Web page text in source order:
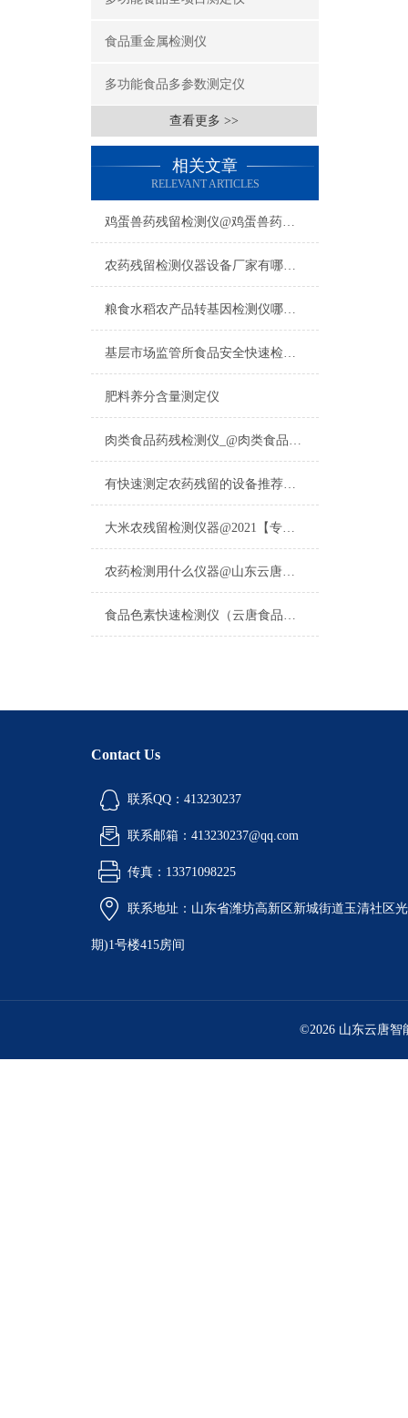
食品重金属检测仪
多功能食品多参数测定仪
查看更多 >>
相关文章
RELEVANT ARTICLES
鸡蛋兽药残留检测仪@鸡蛋兽药残留检测仪@鸡蛋兽药残留检测仪
农药残留检测仪器设备厂家有哪些品牌推荐云唐牌农药残留检测仪器设备厂家
粮食水稻农产品转基因检测仪哪个品牌好？选型解读
基层市场监管所食品安全快速检测仪哪个牌子好？2026年品牌测评与选购指南
肥料养分含量测定仪
肉类食品药残检测仪_@肉类食品药残检测仪@_肉类食品药残检测仪
有快速测定农药残留的设备推荐吗·2023行业精选山东云唐仪器
大米农残留检测仪器@2021【专业大米农残留检测】
农药检测用什么仪器@山东云唐农药检测仪器
食品色素快速检测仪（云唐食品色素快速检测仪）
Contact Us
联系QQ：413230237
联系邮箱：413230237@qq.com
传真：13371098225
联系地址：山东省潍坊高新区新城街道玉清社区
期)1号楼415房间
©2026 山东云唐